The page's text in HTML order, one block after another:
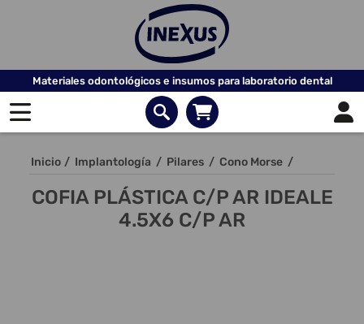
Materiales odontológicos e insumos para laboratorio dental
Inicio / Implantología / Pilares / Cono Morse /
COFIA PLÁSTICA C/P AR IDEALE
4.5X6 C/P AR